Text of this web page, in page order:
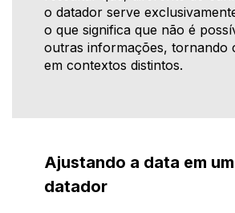
o datador serve
o que significa que não é
outras informações, tornando
em contextos distintos.
Ajustando a data em
datador